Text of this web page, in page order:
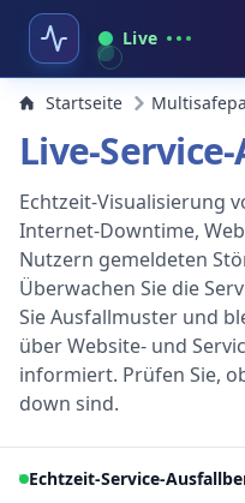
Live
Startseite
Live-
Echtzeit-Visualisierung
Internet-Downtime,
Nutzern gemeldeten
Überwachen Sie die
Sie Ausfallmuster und
über Website- und
informiert. Prüfen Sie,
down sind.
Echtzeit-Service-